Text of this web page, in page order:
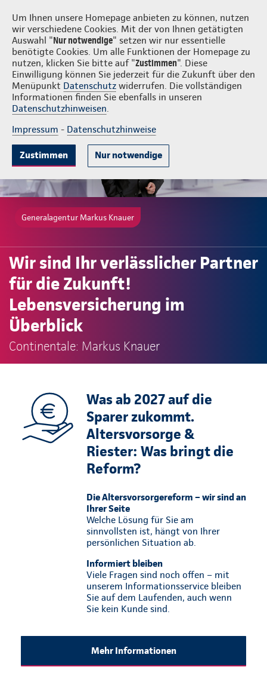
Um Ihnen unsere Homepage anbieten zu können, nutzen
wir verschiedene Cookies. Mit der von Ihnen getätigten
Auswahl "Nur notwendige" setzen wir nur essentielle
benötigte Cookies. Um alle Funktionen der Homepage zu
nutzen, klicken Sie bitte auf "Zustimmen". Diese
Einwilligung können Sie jederzeit für die Zukunft über den
Menüpunkt Datenschutz widerrufen. Die vollständigen
Informationen finden Sie ebenfalls in unseren
Datenschutzhinweisen.
Impressum - Datenschutzhinweise
Zustimmen Nur notwendige
Markus Knauer Login
Beliebte Produkte Weitere Angebote Beratung & Angebot
Generalagentur Markus Knauer
Wir sind Ihr verlässlicher Partner
für die Zukunft!
Lebensversicherung im
Überblick
Continentale: Markus Knauer
Was ab 2027 auf die
Sparer zukommt.
Altersvorsorge &
Riester: Was bringt die
Reform?
Die Altersvorsorgereform – wir sind an
Ihrer Seite
Welche Lösung für Sie am
sinnvollsten ist, hängt von Ihrer
persönlichen Situation ab.
Informiert bleiben
Viele Fragen sind noch offen – mit
unserem Informationsservice bleiben
Sie auf dem Laufenden, auch wenn
Sie kein Kunde sind.
Mehr Informationen